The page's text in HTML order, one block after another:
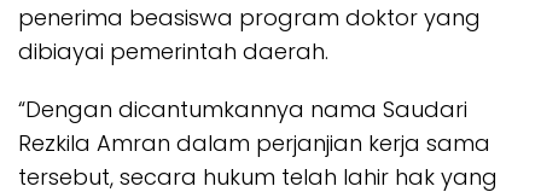
penerima beasiswa program doktor yang
dibiayai pemerintah daerah.
“Dengan dicantumkannya nama Saudari
Rezkila Amran dalam perjanjian kerja sama
tersebut, secara hukum telah lahir hak yang